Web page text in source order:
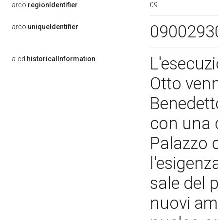
arco:regionIdentifier 09
arco:uniqueIdentifier
a-cd:historicalInformation
Otto
con una
Palazzo
sale del
nuovi